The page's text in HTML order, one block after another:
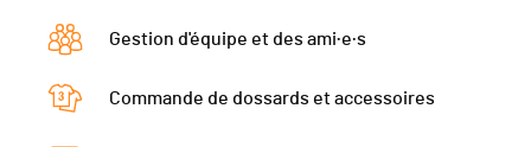
Gestion d'équipe et des ami·e·s
Commande de dossards et accessoires